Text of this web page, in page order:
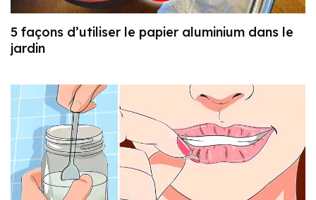
5 façons d’utiliser le papier aluminium dans le
jardin